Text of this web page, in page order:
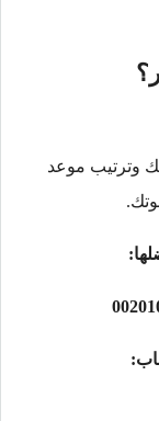
وترتيب موعد